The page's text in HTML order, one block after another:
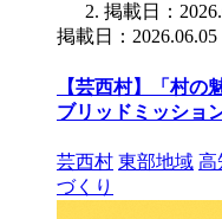
掲載日：
掲載日：2026.06.05
【芸西村】「村の
ブリッドミッショ
芸西村 東部地域 高
づくり